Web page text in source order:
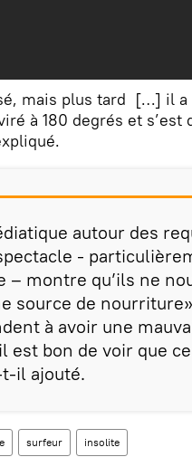
mais plus tard […] il a
à 180 degrés et s’est
autour des
-
montre qu’ils ne
source de
à avoir une
est bon de voir que ce
il ajouté.
surfeur insolite